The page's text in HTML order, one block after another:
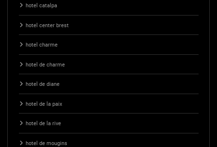
hotel catalpa
hotel center brest
hotel charme
hotel de charme
hotel de diane
hotel de la paix
hotel de la rive
hotel de mougins